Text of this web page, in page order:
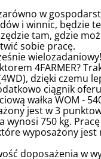
w
i winnic, będzie
tam, gdzie
sobie pracę.
wielozadaniowy!
4FARMER?
dzięki czemu
ciągnik
wałka WOM -
jest w 3
wynosi 750 kg.
wyposażony jest
doposażenia w